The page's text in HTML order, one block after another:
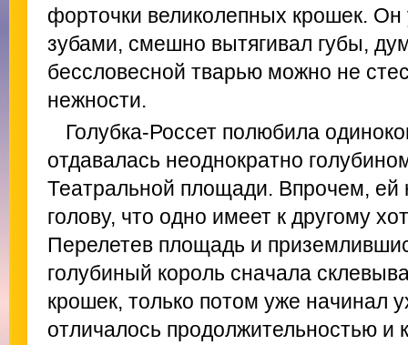
форточки великолепных крошек.
зубами, смешно вытягивал губы,
бессловесной тварью можно не
нежности.
Голубка-Россет полюбила
отдавалась неоднократно
Театральной площади. Впрочем, ей
голову, что одно имеет к другому
Перелетев площадь и
голубиный король сначала
крошек, только потом уже начинал
отличалось продолжительностью и